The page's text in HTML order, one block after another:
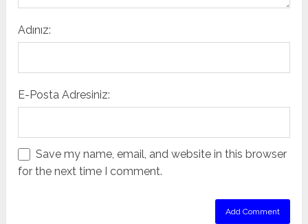
Adınız:
E-Posta Adresiniz:
Save my name, email, and website in this browser
for the next time I comment.